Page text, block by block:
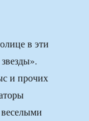
в эти
и прочих